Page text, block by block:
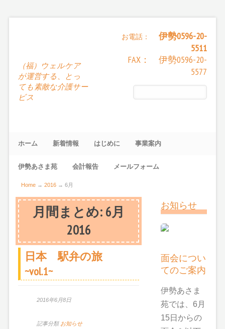
（福）ウェルケア
が運営する、とっ
ても素敵な介護サー
ビス
お電話：
伊勢0596-20-
5511
FAX： 伊勢0596-20-
5577
ホーム 新着情報 はじめに 事業案内
伊勢あさま苑 会計報告 メールフォーム
Home →2016 →6月
月間まとめ: 6月
2016
日本 駅弁の旅
~vol.1~
2016年6月8日
記事分類 お知らせ
お知らせ
面会につい
てのご案内
伊勢あさま
苑では、6月
15日からの